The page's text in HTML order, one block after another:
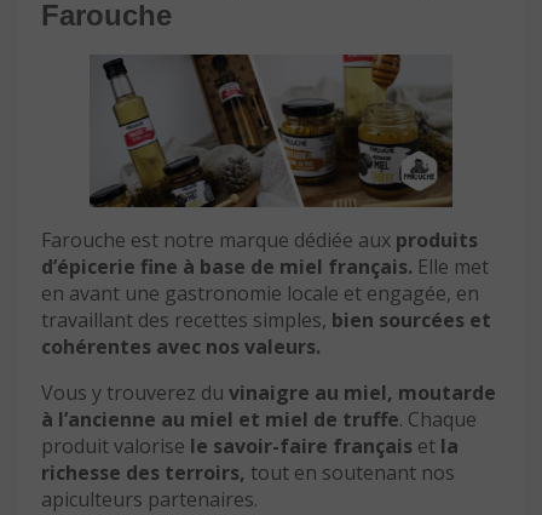
Farouche
Farouche est notre marque dédiée aux produits
d’épicerie fine à base de miel français. Elle met
en avant une gastronomie locale et engagée, en
travaillant des recettes simples, bien sourcées et
cohérentes avec nos valeurs.
Vous y trouverez du vinaigre au miel, moutarde
à l’ancienne au miel et miel de truffe. Chaque
produit valorise le savoir-faire français et la
richesse des terroirs, tout en soutenant nos
apiculteurs partenaires.